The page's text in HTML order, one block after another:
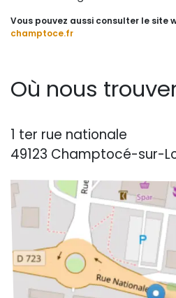
Vous pouvez aussi consulter le site
champtoce.fr
Où nous
1 ter rue nationale
49123 Champtocé-sur-